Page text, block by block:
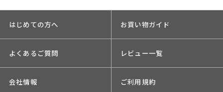
はじめての方へ お買い物ガイド
よくあるご質問 レビュー一覧
会社情報 ご利用規約